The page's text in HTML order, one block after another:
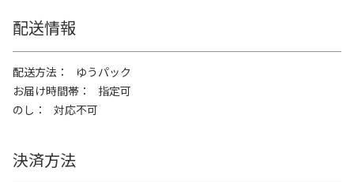
配送情報
配送方法
ゆうパック
お届け時間帯
指定可
のし
対応不可
決済方法